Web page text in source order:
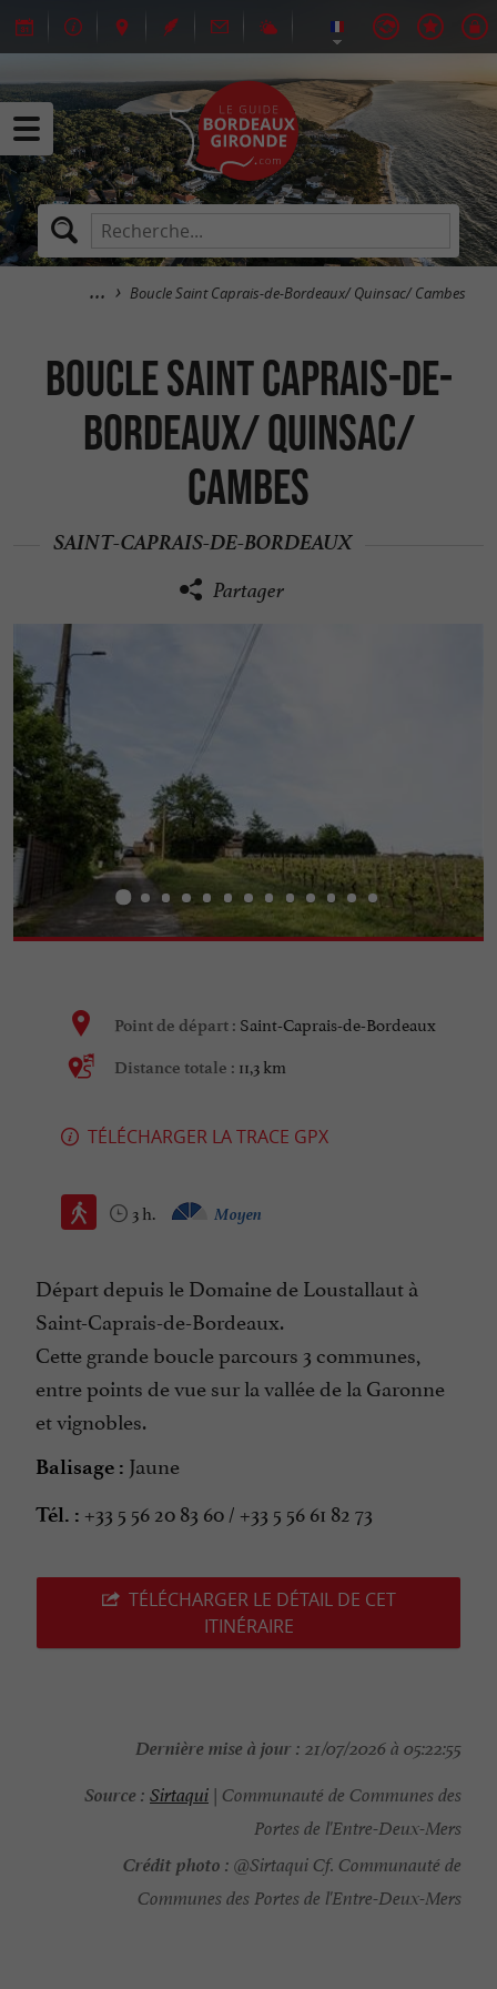
Boucle Saint Caprais-de-Bordeaux/ Quinsac/ Cambes
Boucle Saint Caprais-de-
Bordeaux/ Quinsac/
Cambes
SAINT-CAPRAIS-DE-BORDEAUX
Partager
Point de départ : Saint-Caprais-de-Bordeaux
Distance totale : 11,3 km
TÉLÉCHARGER LA TRACE GPX
3 h. Moyen
Départ depuis le Domaine de Loustallaut à
Saint-Caprais-de-Bordeaux.
Cette grande boucle parcours 3 communes,
entre points de vue sur la vallée de la Garonne
et vignobles.
Balisage : Jaune
Tél. : +33 5 56 20 83 60 / +33 5 56 61 82 73
TÉLÉCHARGER LE DÉTAIL DE CET
ITINÉRAIRE
Dernière mise à jour : 21/07/2026 à 05:22:55
Source : Sirtaqui | Communauté de Communes des
Portes de l'Entre-Deux-Mers
Crédit photo : @Sirtaqui Cf. Communauté de
Communes des Portes de l'Entre-Deux-Mers